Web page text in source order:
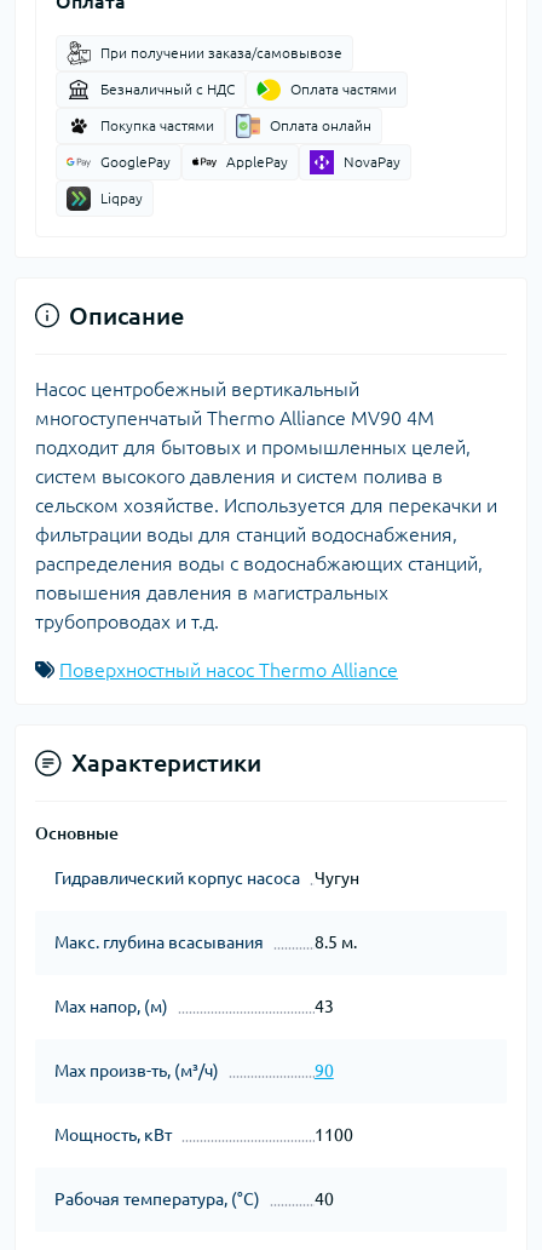
При получении заказа/самовывозе
Безналичный с НДС Оплата частями
Покупка частями Оплата онлайн
GooglePay ApplePay NovaPay
Liqpay
Описание
Насос центробежный вертикальный
многоступенчатый Thermo Alliance MV90 4M
подходит для бытовых и промышленных целей,
систем высокого давления и систем полива в
сельском хозяйстве. Используется для перекачки и
фильтрации воды для станций водоснабжения,
распределения воды с водоснабжающих станций,
повышения давления в магистральных
трубопроводах и т.д.
Поверхностный насос Thermo Alliance
Характеристики
Основные
Гидравлический корпус насоса Чугун
Макс. глубина всасывания 8.5 м.
Мах напор, (м) 43
Мах произв-ть, (м³/ч) 90
Мощность, кВт 1100
Рабочая температура, (°С) 40